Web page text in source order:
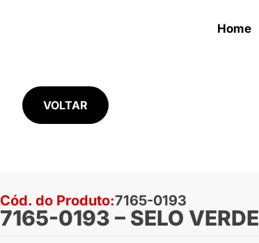
Home
VOLTAR
Cód. do Produto:7165-0193
7165-0193 – SELO VERDE